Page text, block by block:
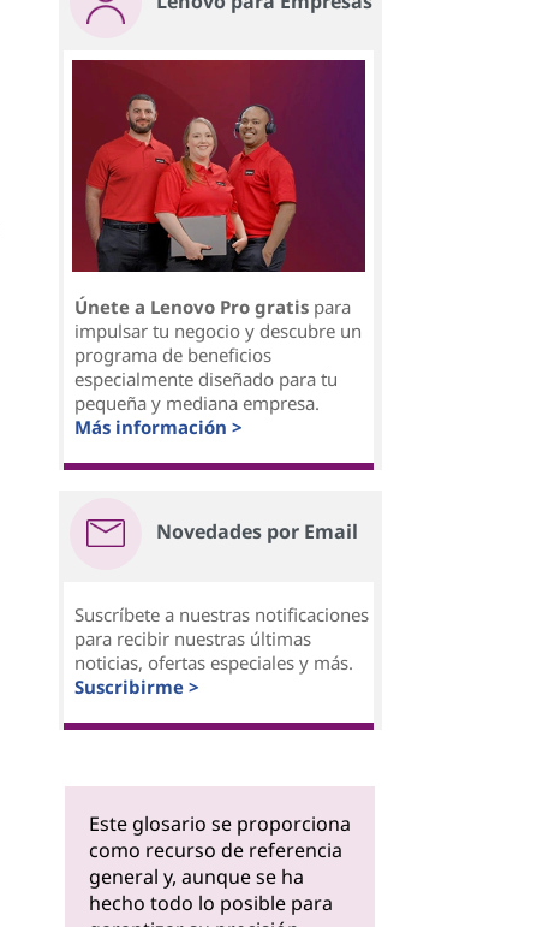
Únete a Lenovo Pro gratispara
impulsar tu negocio y descubre un
programa de beneficios
especialmente diseñado para tu
pequeña y mediana empresa.
Más información >
Novedades por Email
Suscríbete a nuestras notificaciones
para recibir nuestras últimas
noticias, ofertas especiales y más.
Suscribirme >
Este glosario se proporciona
como recurso de referencia
general y, aunque se ha
hecho todo lo posible para